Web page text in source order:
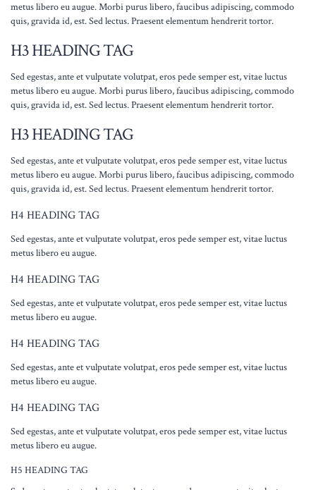
metus libero eu augue. Morbi purus libero, faucibus adipiscing, commodo
quis, gravida id, est. Sed lectus. Praesent elementum hendrerit tortor.
H3 HEADING TAG
Sed egestas, ante et vulputate volutpat, eros pede semper est, vitae luctus
metus libero eu augue. Morbi purus libero, faucibus adipiscing, commodo
quis, gravida id, est. Sed lectus. Praesent elementum hendrerit tortor.
H3 HEADING TAG
Sed egestas, ante et vulputate volutpat, eros pede semper est, vitae luctus
metus libero eu augue. Morbi purus libero, faucibus adipiscing, commodo
quis, gravida id, est. Sed lectus. Praesent elementum hendrerit tortor.
H4 HEADING TAG
Sed egestas, ante et vulputate volutpat, eros pede semper est, vitae luctus
metus libero eu augue.
H4 HEADING TAG
Sed egestas, ante et vulputate volutpat, eros pede semper est, vitae luctus
metus libero eu augue.
H4 HEADING TAG
Sed egestas, ante et vulputate volutpat, eros pede semper est, vitae luctus
metus libero eu augue.
H4 HEADING TAG
Sed egestas, ante et vulputate volutpat, eros pede semper est, vitae luctus
metus libero eu augue.
H5 HEADING TAG